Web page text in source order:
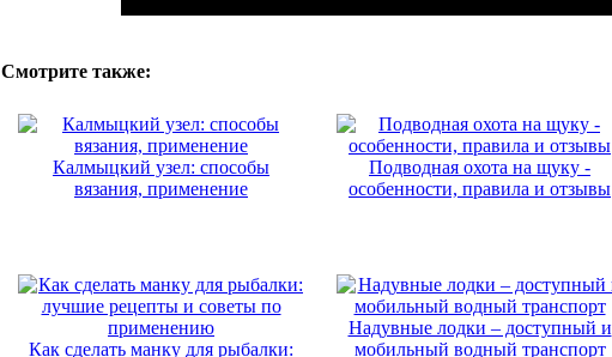
Смотрите также:
Калмыцкий узел: способы
вязания, применение
Подводная охота на щуку -
особенности, правила и отзывы
Как сделать манку для рыбалки:
Надувные лодки – доступный и
мобильный водный транспорт